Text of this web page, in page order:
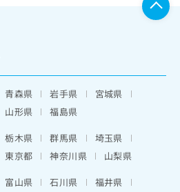
青森県 岩手県
宮城県
山形県
福島県
栃木県 群馬県
埼玉県
東京都 神奈川県
山梨県
富山県 石川県
福井県